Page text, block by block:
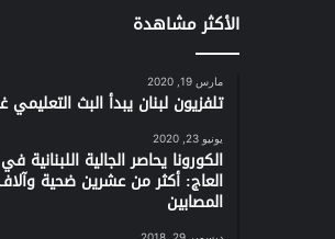
الأكثر مشاهدة
مارس 19, 2020
تلفزيون لبنان يبدأ البث التعليمي
يونيو 23, 2020
الكورونا يحاصر الجالية
العاج: أكثر من عشرين ضحية
المصابين